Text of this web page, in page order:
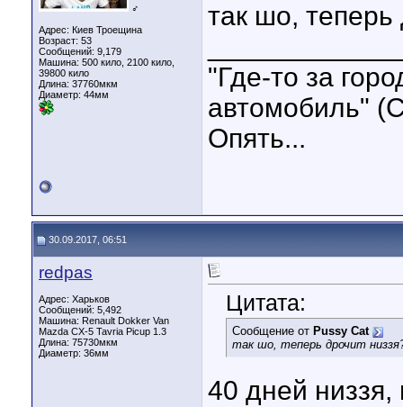
♂
Адрес: Киев Троещина
Возраст: 53
Сообщений: 9,179
Машина: 500 кило, 2100 кило,
39800 кило
Длина: 37760мкм
Диаметр: 44мм
так шо, теперь
"Где-то за
автомобиль"
Опять...
30.09.2017, 06:51
redpas
Адрес: Харьков
Сообщений: 5,492
Машина: Renault Dokker Van
Mazda CX-5 Tavria Picup 1.3
Длина: 75730мкм
Диаметр: 36мм
Цитата:
Сообщение от Pussy Cat
так шо, теперь дрочит
40 дней